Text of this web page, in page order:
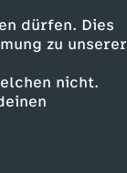
dürfen. Dies
zu unserer
nicht.